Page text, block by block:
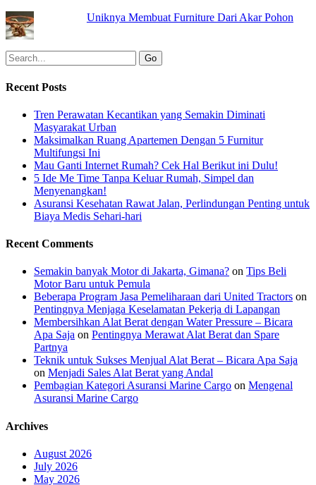
Uniknya Membuat Furniture Dari Akar Pohon
Recent Posts
Tren Perawatan Kecantikan yang Semakin Diminati
Masyarakat Urban
Maksimalkan Ruang Apartemen Dengan 5 Furnitur
Multifungsi Ini
Mau Ganti Internet Rumah? Cek Hal Berikut ini Dulu!
5 Ide Me Time Tanpa Keluar Rumah, Simpel dan
Menyenangkan!
Asuransi Kesehatan Rawat Jalan, Perlindungan Penting untuk
Biaya Medis Sehari-hari
Recent Comments
Semakin banyak Motor di Jakarta, Gimana? on Tips Beli
Motor Baru untuk Pemula
Beberapa Program Jasa Pemeliharaan dari United Tractors on
Pentingnya Menjaga Keselamatan Pekerja di Lapangan
Membersihkan Alat Berat dengan Water Pressure – Bicara
Apa Saja on Pentingnya Merawat Alat Berat dan Spare
Partnya
Teknik untuk Sukses Menjual Alat Berat – Bicara Apa Saja
on Menjadi Sales Alat Berat yang Andal
Pembagian Kategori Asuransi Marine Cargo on Mengenal
Asuransi Marine Cargo
Archives
August 2026
July 2026
May 2026